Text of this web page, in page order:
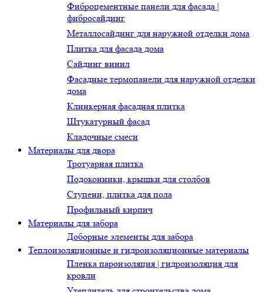
Фиброцементные панели для фасада |
фибросайдинг
Металлосайдинг для наружной отделки дома
Плитка для фасада дома
Сайдинг винил
Фасадные термопанели для наружной отделки
дома
Клинкерная фасадная плитка
Штукатурный фасад
Кладочные смеси
Материалы для двора
Тротуарная плитка
Подоконники, крышки для столбов
Ступени, плитка для пола
Профильный кирпич
Материалы для забора
Доборные элементы для забора
Теплоизоляционные и гидроизоляционные материалы
Пленка пароизоляция | гидроизоляция для
кровли